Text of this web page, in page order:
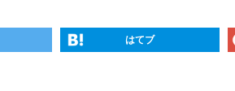
はてブ